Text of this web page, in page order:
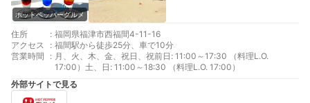
ホットペッパーグルメ
住所 : 福岡県福津市西福間4-11-16
アクセス
: 福間駅から徒歩25分、車で10分
営業時間
: 月、火、木、金、祝日、祝前日: 11:00～17:30 （料理L.O.
17:00）土、日: 11:00～18:30 （料理L.O. 17:00）
外部サイトで見る